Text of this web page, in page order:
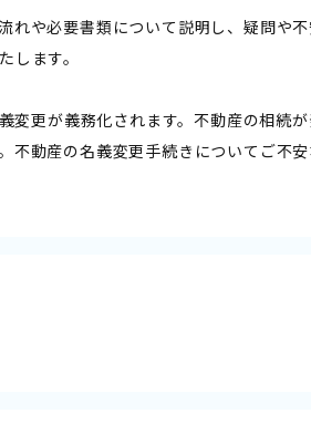
れや必要書類について説明し、疑問や
します。
変更が義務化されます。不動産の相続
不動産の名義変更手続きについてご不